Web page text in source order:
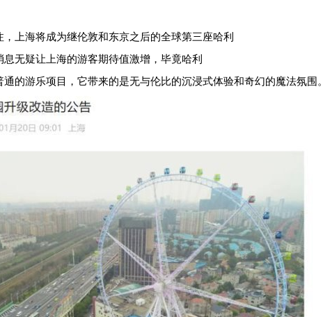
上海将成为继伦敦和东京之后的全球第三座哈利
无疑让上海的游客期待值激增，毕竟哈利
的游乐项目，它带来的是无与伦比的沉浸式体验和奇幻的魔法氛围。